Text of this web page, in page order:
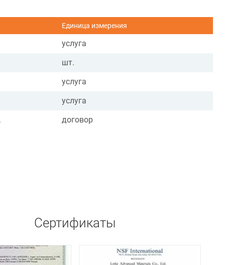
Единица измерения
услуга
шт.
услуга
услуга
договор
Сертификаты